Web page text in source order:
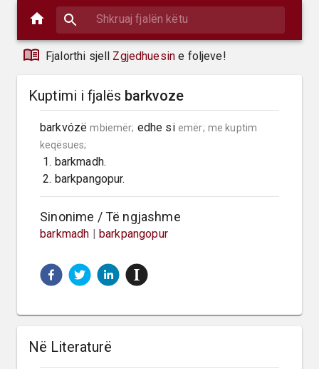
Fjalorthi sjell Zgjedhuesin e foljeve!
Kuptimi i fjalës barkvoze
barkvózë mbiemër; edhe si emër; me kuptim
keqësues;
2. barkpangopur.
Sinonime / Të ngjashme
barkmadh | barkpangopur
Në Literaturë